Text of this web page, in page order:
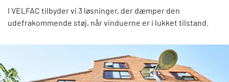
I VELFAC tilbyder vi 3 løsninger, der dæmper den
udefrakommende støj, når vinduerne er i lukket tilstand.